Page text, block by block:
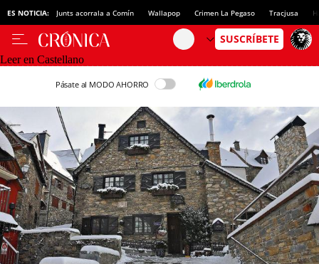
ES NOTICIA: Junts acorrala a Comín Wallapop Crimen La Pegaso Tracjusa
Leer en Castellano
Pásate al MODO AHORRO